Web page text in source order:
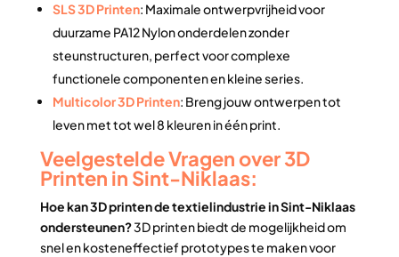
SLS 3D Printen: Maximale ontwerpvrijheid voor
duurzame PA12 Nylon onderdelen zonder
steunstructuren, perfect voor complexe
functionele componenten en kleine series.
Multicolor 3D Printen: Breng jouw ontwerpen tot
leven met tot wel 8 kleuren in één print.
Veelgestelde Vragen over 3D
Printen in Sint-Niklaas:
Hoe kan 3D printen de textielindustrie in Sint-Niklaas
ondersteunen?3D printen biedt de mogelijkheid om
snel en kosteneffectief prototypes te maken voor